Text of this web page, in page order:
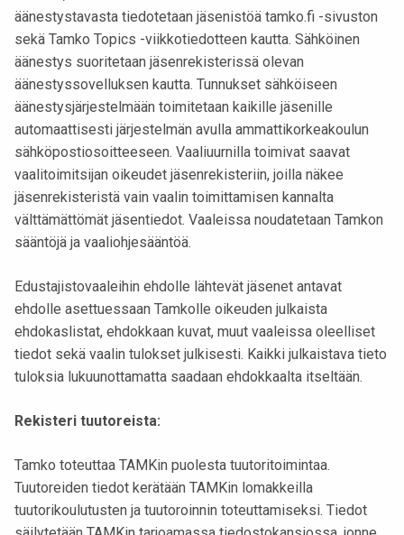
äänestystavasta tiedotetaan jäsenistöä tamko.fi -sivuston
sekä Tamko Topics -viikkotiedotteen kautta. Sähköinen
äänestys suoritetaan jäsenrekisterissä olevan
äänestyssovelluksen kautta. Tunnukset sähköiseen
äänestysjärjestelmään toimitetaan kaikille jäsenille
automaattisesti järjestelmän avulla ammattikorkeakoulun
sähköpostiosoitteeseen. Vaaliuurnilla toimivat saavat
vaalitoimitsijan oikeudet jäsenrekisteriin, joilla näkee
jäsenrekisteristä vain vaalin toimittamisen kannalta
välttämättömät jäsentiedot. Vaaleissa noudatetaan Tamkon
sääntöjä ja vaaliohjesääntöä.
Edustajistovaaleihin ehdolle lähtevät jäsenet antavat
ehdolle asettuessaan Tamkolle oikeuden julkaista
ehdokaslistat, ehdokkaan kuvat, muut vaaleissa oleelliset
tiedot sekä vaalin tulokset julkisesti. Kaikki julkaistava tieto
tuloksia lukuunottamatta saadaan ehdokkaalta itseltään.
Rekisteri tuutoreista:
Tamko toteuttaa TAMKin puolesta tuutoritoimintaa.
Tuutoreiden tiedot kerätään TAMKin lomakkeilla
tuutorikoulutusten ja tuutoroinnin toteuttamiseksi. Tiedot